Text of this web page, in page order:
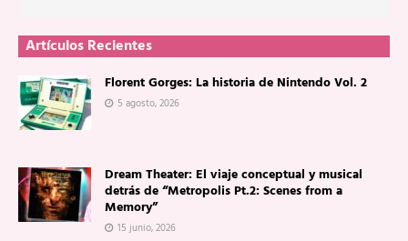
Artículos Recientes
Florent Gorges: La historia de Nintendo Vol. 2
5 agosto, 2026
Dream Theater: El viaje conceptual y musical
detrás de “Metropolis Pt.2: Scenes from a
Memory”
15 junio, 2026